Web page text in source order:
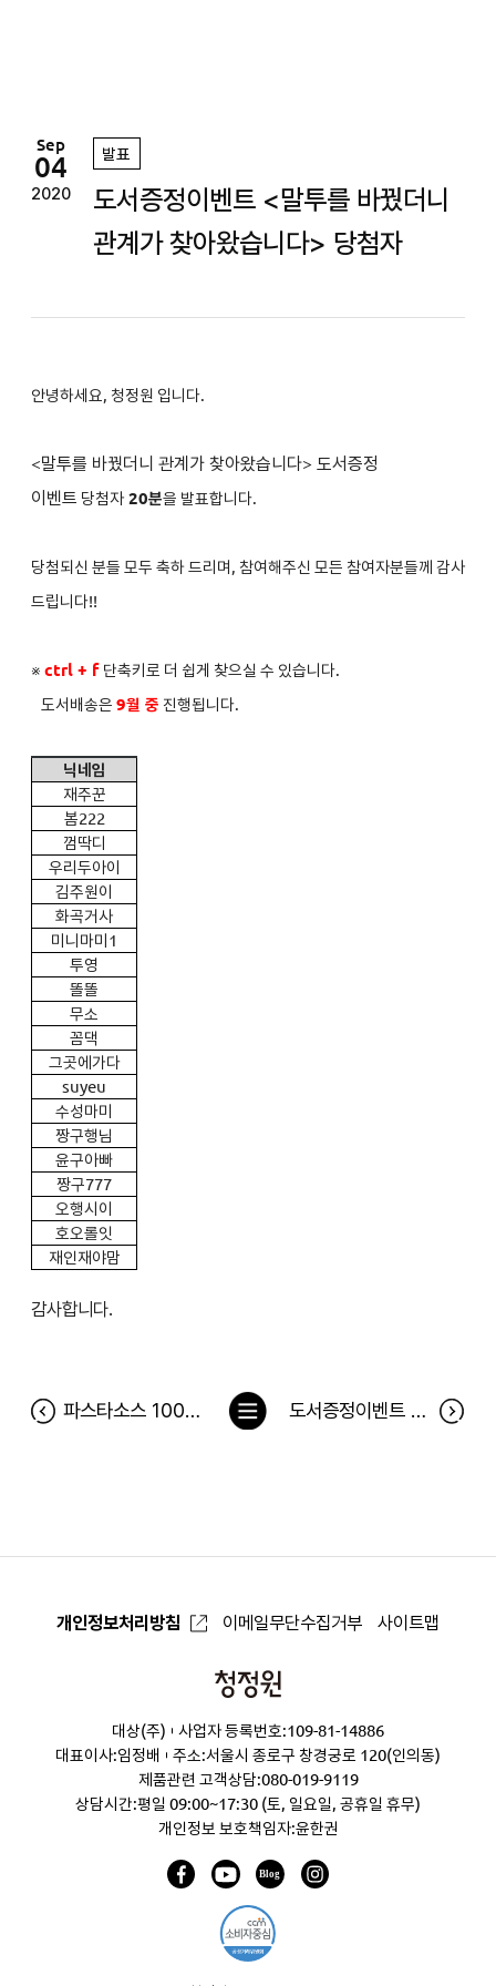
Sep
04
2020
발표
도서증정이벤트 <말투를 바꿨더니
관계가 찾아왔습니다> 당첨자
안녕하세요, 청정원 입니다.
<말투를 바꿨더니 관계가 찾아왔습니다> 도서증정
이벤트 당첨자 20분을 발표합니다.
당첨되신 분들 모두 축하 드리며, 참여해주신 모든 참여자분들께 감사
드립니다!!
※ ctrl + f 단축키로 더 쉽게 찾으실 수 있습니다.
도서배송은 9월 중 진행됩니다.
닉네임
재주꾼
봄222
껌딱디
우리두아이
김주원이
화곡거사
미니마미1
투영
똘똘
무소
꼼댁
그곳에가다
suyeu
수성마미
짱구행님
윤구아빠
짱구777
오행시이
호오롤잇
재인재야맘
감사합니다.
파스타소스 100인의 체험단 이벤트 당첨자 도서증정이벤트 <아파트 인테리어 교과서> 당첨자
목
개인정보처리방침 이메일무단수집거부 사이트맵
청
원
대상(주)
사업자 등록번호:109-81-14886
대표이사:임정배
주소:서울시 종로구 창경궁로 120(인의동)
제품관련 고객상담:080-019-9119
상담시간:평일 09:00~17:30 (토, 일요일, 공휴일 휴무)
개인정보 보호책임자:윤한권